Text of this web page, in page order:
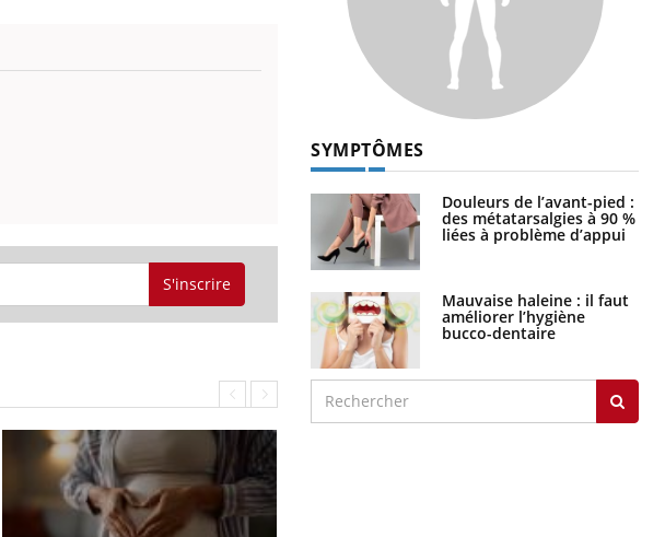
S'inscrire
SYMPTÔMES
Douleurs de l’avant-pied :
des métatarsalgies à 90 %
liées à problème d’appui
Mauvaise haleine : il faut
améliorer l’hygiène
bucco-dentaire